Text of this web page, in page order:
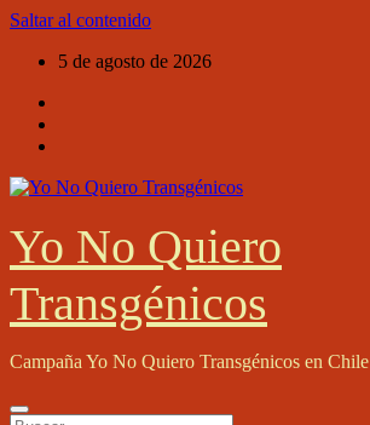
Saltar al contenido
5 de agosto de 2026
Yo No Quiero
Transgénicos
Campaña Yo No Quiero Transgénicos en Chile